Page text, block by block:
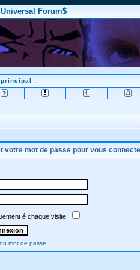
Forum$
principal :
votre mot de passe pour vous
é chaque visite:
mot de passe